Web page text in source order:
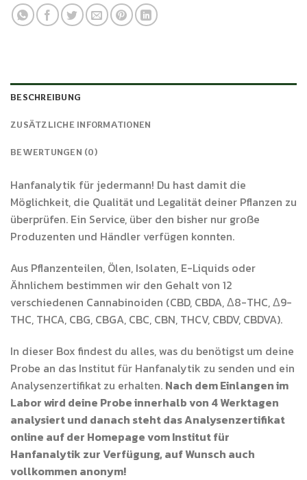
BESCHREIBUNG
ZUSÄTZLICHE INFORMATIONEN
BEWERTUNGEN (0)
Hanfanalytik für jedermann! Du hast damit die
Möglichkeit, die Qualität und Legalität deiner Pflanzen zu
überprüfen. Ein Service, über den bisher nur große
Produzenten und Händler verfügen konnten.
Aus Pflanzenteilen, Ölen, Isolaten, E-Liquids oder
Ähnlichem bestimmen wir den Gehalt von 12
verschiedenen Cannabinoiden (CBD, CBDA, Δ8-THC, Δ9-
THC, THCA, CBG, CBGA, CBC, CBN, THCV, CBDV, CBDVA).
In dieser Box findest du alles, was du benötigst um deine
Probe an das Institut für Hanfanalytik zu senden und ein
Analysenzertifikat zu erhalten. Nach dem Einlangen im
Labor wird deine Probe innerhalb von 4 Werktagen
analysiert und danach steht das Analysenzertifikat
online auf der Homepage vom Institut für
Hanfanalytik zur Verfügung, auf Wunsch auch
vollkommen anonym!